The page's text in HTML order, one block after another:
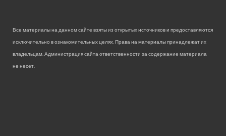
Все материалы на данном сайте взяты из открытых источников и предоставляются
исключительно в ознакомительных целях. Права на материалы принадлежат их
владельцам. Администрация сайта ответственности за содержание материала
не несет.